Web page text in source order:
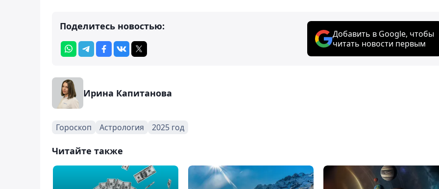
Поделитесь новостью:
Добавить в Google, чтобы
читать новости первым
Ирина Капитанова
Гороскоп Астрология 2025 год
Читайте также